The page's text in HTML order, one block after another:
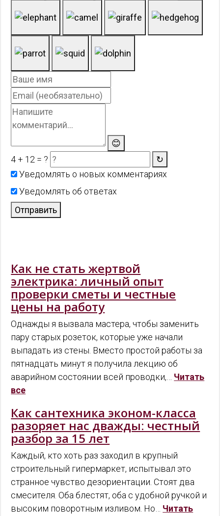
😊
4 + 12 = ?
↻
Уведомлять о новых комментариях
Уведомлять об ответах
Отправить
Как не стать жертвой
электрика: личный опыт
проверки сметы и честные
цены на работу
Однажды я вызвала мастера, чтобы заменить
пару старых розеток, которые уже начали
выпадать из стены. Вместо простой работы за
пятнадцать минут я получила лекцию об
аварийном состоянии всей проводки,… Читать
все
Как сантехника эконом-класса
разоряет нас дважды: честный
разбор за 15 лет
Каждый, кто хоть раз заходил в крупный
строительный гипермаркет, испытывал это
странное чувство дезориентации. Стоят два
смесителя. Оба блестят, оба с удобной ручкой и
высоким поворотным изливом. Но… Читать